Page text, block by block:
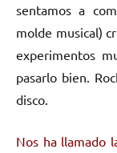
sentamos a
molde musical)
experimentos
pasarlo bien.
disco.
Nos ha llamado